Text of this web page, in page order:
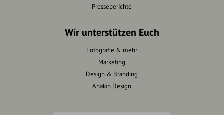
Presseberichte
Wir unterstützen Euch
Fotografie & mehr
Marketing
Design & Branding
Anakin Design